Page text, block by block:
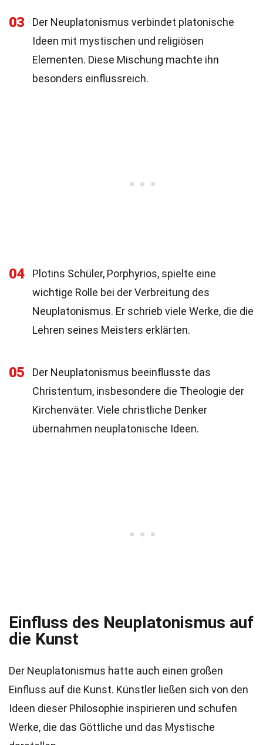
03
Der Neuplatonismus verbindet platonische
Ideen mit mystischen und religiösen
Elementen. Diese Mischung machte ihn
besonders einflussreich.
04
Plotins Schüler, Porphyrios, spielte eine
wichtige Rolle bei der Verbreitung des
Neuplatonismus. Er schrieb viele Werke, die die
Lehren seines Meisters erklärten.
05
Der Neuplatonismus beeinflusste das
Christentum, insbesondere die Theologie der
Kirchenväter. Viele christliche Denker
übernahmen neuplatonische Ideen.
Einfluss des Neuplatonismus auf
die Kunst
Der Neuplatonismus hatte auch einen großen
Einfluss auf die Kunst. Künstler ließen sich von den
Ideen dieser Philosophie inspirieren und schufen
Werke, die das Göttliche und das Mystische